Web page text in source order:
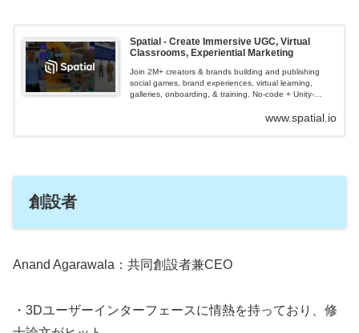
Spatial - Create Immersive UGC, Virtual
Classrooms, Experiential Marketing
Join 2M+ creators & brands building and publishing
social games, brand experiences, virtual learning,
galleries, onboarding, & training. No-code + Unity-
www.spatial.io
創設者
Anand Agarawala：共同創設者兼CEO
・3Dユーザーインターフェースに情熱を持っており、修